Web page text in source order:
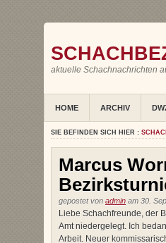
aktuelle Schachnachrichten
HOME ARCHIV
SIE BEFINDEN SICH HIER :
Marcus
gepostet von admin am 30.
Liebe Schachfreunde, der
Amt niedergelegt. Ich
Arbeit. Neuer